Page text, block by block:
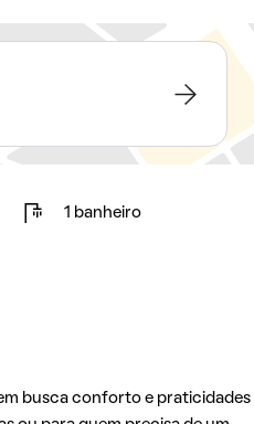
1 banheiro
busca conforto e praticidades